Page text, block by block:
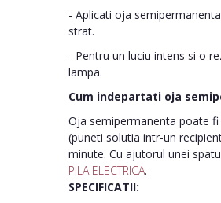
- Aplicati oja
strat.
- Pentru un luciu intens si o
lampa.
Cum indepartati oja
Oja semipermanenta poate
(puneti solutia intr-un
minute. Cu ajutorul unei
PILA ELECTRICA.
SPECIFICATII: